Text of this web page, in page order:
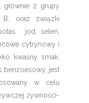
głównie z grupy
oraz związki
jod, selen,
cytrynowy i
kwaśny smak.
benzoesowy, jest
w celu
żywności-